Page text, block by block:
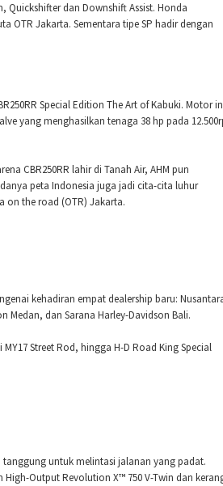
Quickshifter dan Downshift Assist. Honda
OTR Jakarta. Sementara tipe SP hadir dengan
Special Edition The Art of Kabuki. Motor
yang menghasilkan tenaga 38 hp pada
CBR250RR lahir di Tanah Air, AHM pun
peta Indonesia juga jadi cita-cita luhur
on the road (OTR) Jakarta.
kehadiran empat dealership baru:
Medan, dan Sarana Harley-Davidson Bali.
Street Rod, hingga H-D Road King Special
untuk melintasi jalanan yang padat.
Output Revolution X™ 750 V-Twin dan